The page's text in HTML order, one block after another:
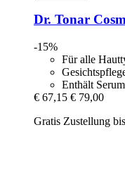
Dr. Tonar
-15%
Für alle
Enthält
€ 67,15 € 79,00
Gratis Zustellung